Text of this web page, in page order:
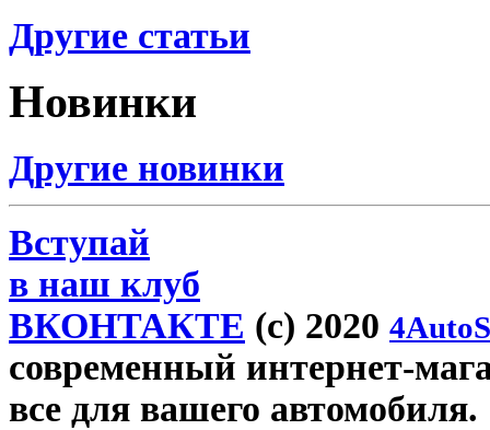
Другие статьи
Новинки
Другие новинки
Вступай
в наш клуб
ВКОНТАКТЕ (c) 2020
современный интернет-
все для вашего автомобиля.